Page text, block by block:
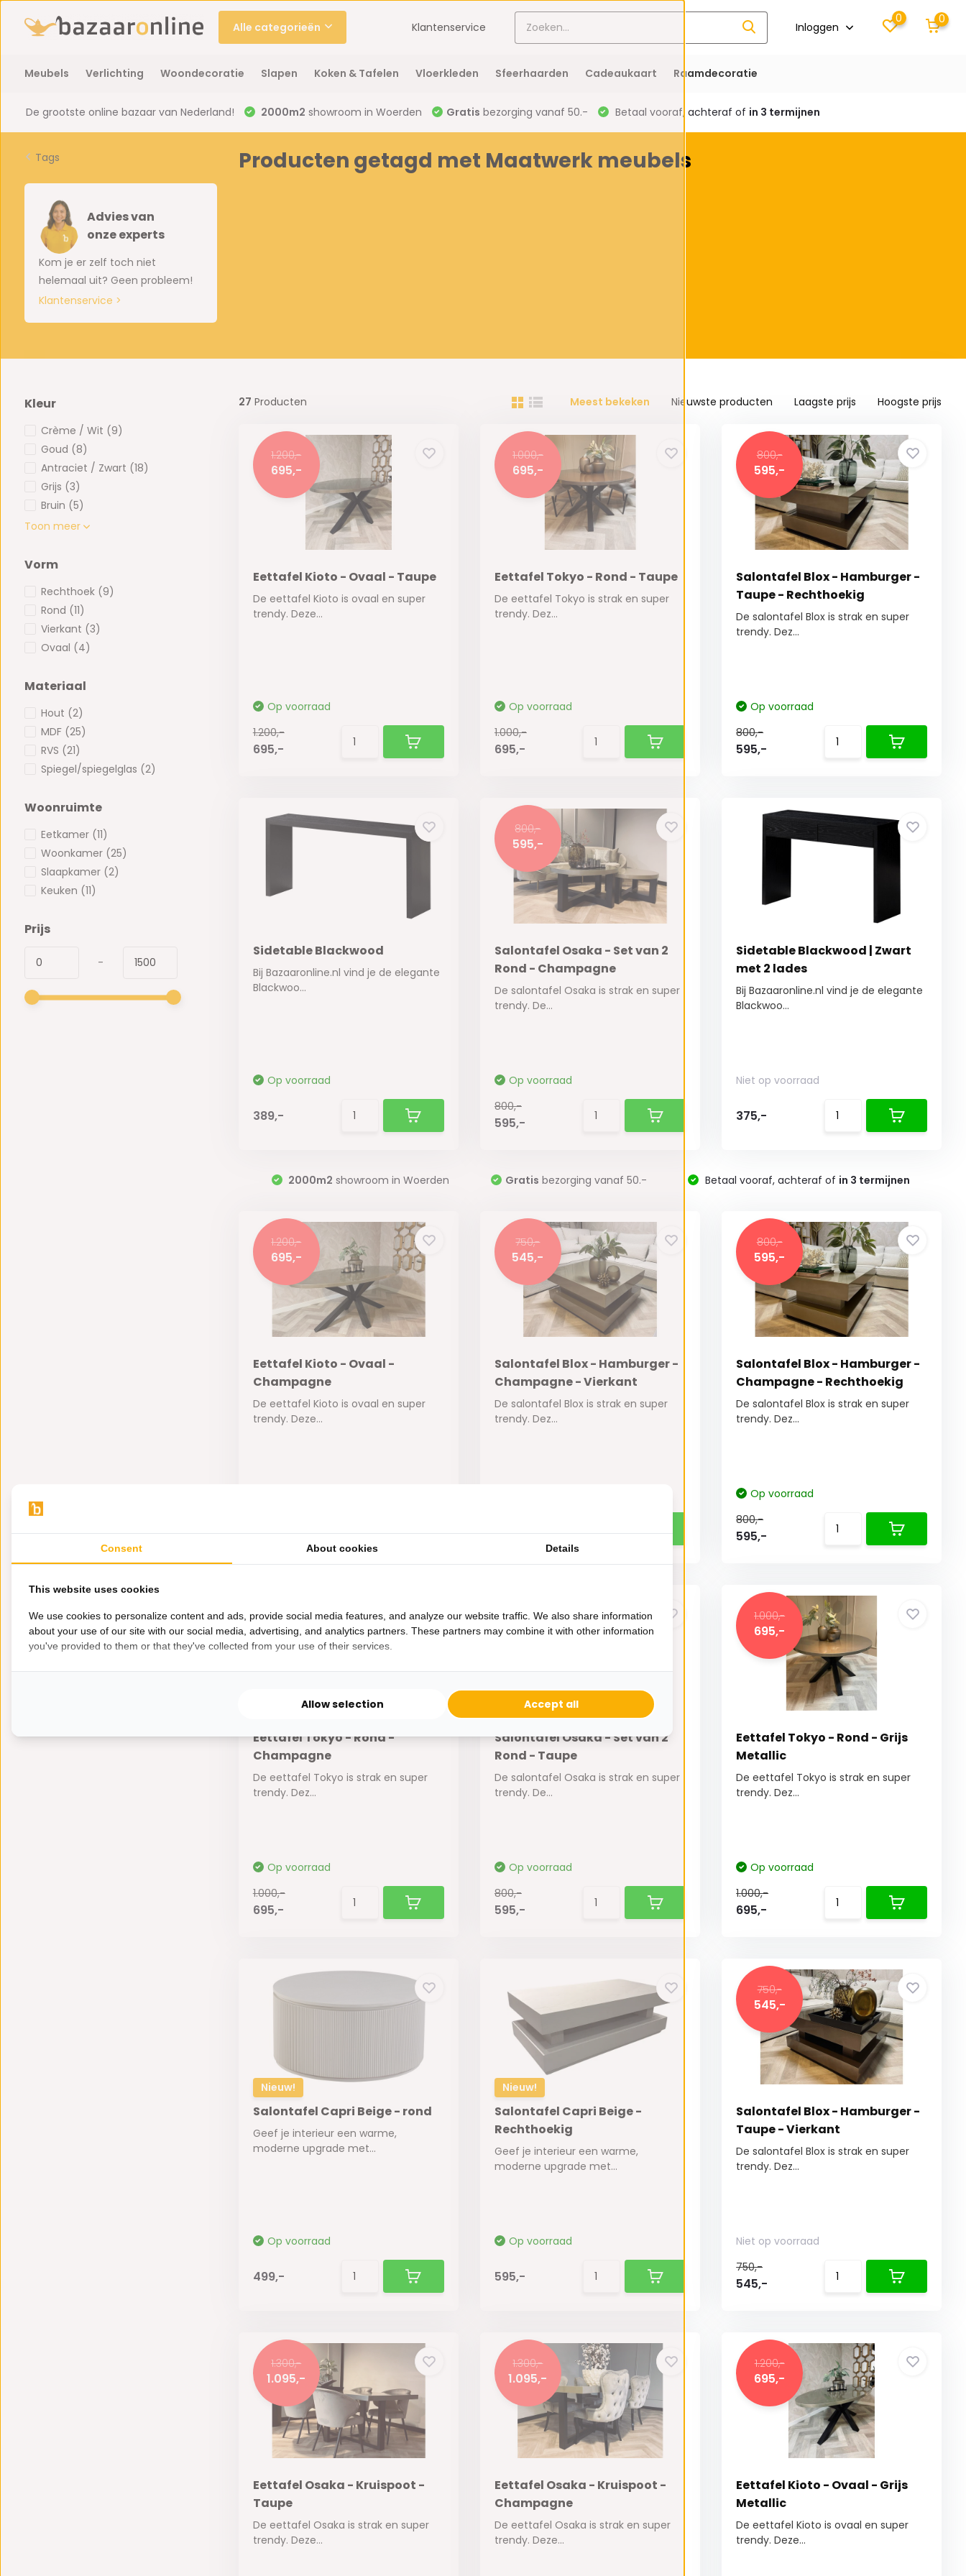
Alle categorieën Klantenservice Inloggen
0 0
Meubels Verlichting Woondecoratie Slapen Koken & Tafelen Vloerkleden Sfeerhaarden Cadeaukaart Raamdecoratie
De grootste online bazaar van Nederland! 2000m2 showroom in Woerden Gratis bezorging vanaf 50.- Betaal vooraf, achteraf of in 3 termijnen
Tags
Advies van
onze experts
Kom je er zelf toch niet
helemaal uit? Geen probleem!
Klantenservice >
Producten getagd met Maatwerk meubels
Kleur
Crème / Wit (9)
Goud (8)
Antraciet / Zwart (18)
Grijs (3)
Bruin (5)
Toon meer
Vorm
Rechthoek (9)
Rond (11)
Vierkant (3)
Ovaal (4)
Materiaal
Hout (2)
MDF (25)
RVS (21)
Spiegel/spiegelglas (2)
Woonruimte
Eetkamer (11)
Woonkamer (25)
Slaapkamer (2)
Keuken (11)
Prijs
-
27 Producten Meest bekeken Nieuwste producten Laagste prijs Hoogste prijs
1.200,-
695,-
Eettafel Kioto - Ovaal - Taupe
De eettafel Kioto is ovaal en super
trendy. Deze...
Op voorraad
1.200,-
695,-
1.000,-
695,-
Eettafel Tokyo - Rond - Taupe
De eettafel Tokyo is strak en super
trendy. Dez...
Op voorraad
1.000,-
695,-
800,-
595,-
Salontafel Blox - Hamburger -
Taupe - Rechthoekig
De salontafel Blox is strak en super
trendy. Dez...
Op voorraad
800,-
595,-
Sidetable Blackwood
Bij Bazaaronline.nl vind je de elegante
Blackwoo...
Op voorraad
389,-
800,-
595,-
Salontafel Osaka - Set van 2
Rond - Champagne
De salontafel Osaka is strak en super
trendy. De...
Op voorraad
800,-
595,-
Sidetable Blackwood | Zwart
met 2 lades
Bij Bazaaronline.nl vind je de elegante
Blackwoo...
Niet op voorraad
375,-
2000m2 showroom in Woerden Gratis bezorging vanaf 50.- Betaal vooraf, achteraf of in 3 termijnen
1.200,-
695,-
Eettafel Kioto - Ovaal -
Champagne
De eettafel Kioto is ovaal en super
trendy. Deze...
695,-
750,-
545,-
Salontafel Blox - Hamburger -
Champagne - Vierkant
De salontafel Blox is strak en super
trendy. Dez...
545,-
800,-
595,-
Salontafel Blox - Hamburger -
Champagne - Rechthoekig
De salontafel Blox is strak en super
trendy. Dez...
Op voorraad
800,-
595,-
1.000,-
695,-
Eettafel Tokyo - Rond -
Champagne
De eettafel Tokyo is strak en super
trendy. Dez...
Op voorraad
1.000,-
695,-
800,-
595,-
Salontafel Osaka - Set van 2
Rond - Taupe
De salontafel Osaka is strak en super
trendy. De...
Op voorraad
800,-
595,-
1.000,-
695,-
Eettafel Tokyo - Rond - Grijs
Metallic
De eettafel Tokyo is strak en super
trendy. Dez...
Op voorraad
1.000,-
695,-
Nieuw!
Salontafel Capri Beige - rond
Geef je interieur een warme,
moderne upgrade met...
Op voorraad
499,-
Nieuw!
Salontafel Capri Beige -
Rechthoekig
Geef je interieur een warme,
moderne upgrade met...
Op voorraad
595,-
750,-
545,-
Salontafel Blox - Hamburger -
Taupe - Vierkant
De salontafel Blox is strak en super
trendy. Dez...
Niet op voorraad
750,-
545,-
1.300,-
1.095,-
Eettafel Osaka - Kruispoot -
Taupe
De eettafel Osaka is strak en super
trendy. Deze...
1.300,-
1.095,-
Eettafel Osaka - Kruispoot -
Champagne
De eettafel Osaka is strak en super
trendy. Deze...
1.200,-
695,-
Eettafel Kioto - Ovaal - Grijs
Metallic
De eettafel Kioto is ovaal en super
trendy. Deze...
Consent About cookies Details
This website uses cookies
We use cookies to personalize content and ads, provide social media features, and analyze our website traffic. We also share information
about your use of our site with our social media, advertising, and analytics partners. These partners may combine it with other information
you've provided to them or that they've collected from your use of their services.
Allow selection Accept all